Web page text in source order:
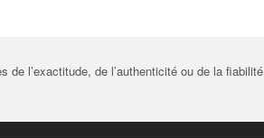
de l’exactitude, de l’authenticité ou de la fiabilité